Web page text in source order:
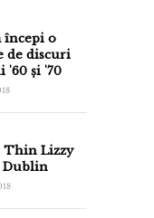
începi o
de discuri
'60 și '70
Thin Lizzy
Dublin